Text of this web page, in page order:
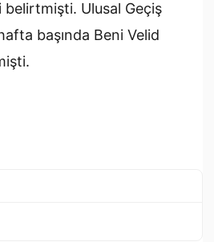
belirtmişti. Ulusal Geçiş
başında Beni Velid